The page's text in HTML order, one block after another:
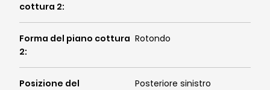
cottura 2:
Forma del piano cottura
2:
Rotondo
Posizione del
Posteriore sinistro